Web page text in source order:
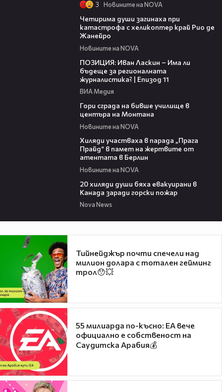
3 Новините на NOVA
Четирима души загинаха при
катастрофа с хеликоптер край Рио де
Жанейро
Новините на NOVA
ПОЗИЦИЯ: Иван Ласкин – Има ли
бъдеще за регионалната
журналистика? | Епизод 11
ВИА Медия
Гори сграда на бивше училище в
центъра на Монтана
Новините на NOVA
Хиляди участваха в парада „Прага
Прайд“ в памет на жертвите от
атентата в Берлин
Новините на NOVA
20 хиляди души бяха евакуирани в
Канада заради горски пожар
Nova News
Тийнейджър почти спечели над
милион долара с тотален гейминг
трол😯💥
55 милиарда по-късно: EA вече
официално е собственост на
Саудитска Арабия💰